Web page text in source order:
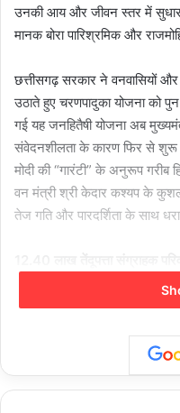
उनकी आय और जीवन स्तर में सुधार
मानक बोरा पारिश्रमिक और
छत्तीसगढ़ सरकार ने वनवासियों
उठाते हुए चरणपादुका योजना को
गई यह जनहितैषी योजना अब
संवेदनशीलता के कारण फिर से शुरू
मोदी की “गारंटी” के अनुरूप गरीब
वन मंत्री श्री केदार कश्यप के कुशल
तेज गति और पारदर्शिता के साथ
वितरित हुई उच्च गुणवत्ता की
वर्ष 2024-25 में प्रदेश के 12.40
मुखिया को उच्च गुणवत्ता वाली
40 करोड़ रुपये व्यय किए। इस